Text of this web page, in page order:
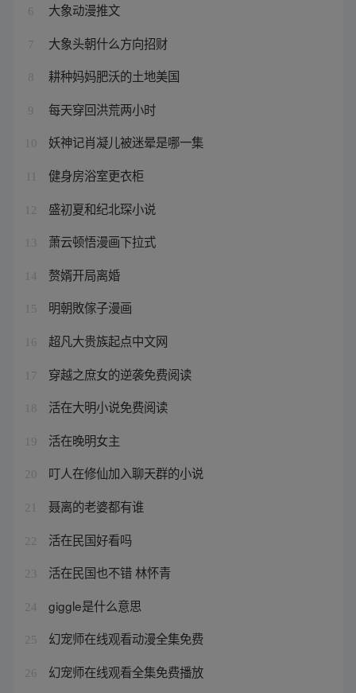
6 大象动漫推文
7 大象头朝什么方向招财
8 耕种妈妈肥沃的土地美国
9 每天穿回洪荒两小时
10 妖神记肖凝儿被迷晕是哪一集
健身房浴室更衣柜
12 盛初夏和纪北琛小说
13 萧云顿悟漫画下拉式
14 赘婿开局离婚
15 明朝敗傢子漫画
16 超凡大贵族起点中文网
17 穿越之庶女的逆袭免费阅读
18 活在大明小说免费阅读
19 活在晚明女主
20 叮人在修仙加入聊天群的小说
21 聂离的老婆都有谁
22 活在民国好看吗
23 活在民国也不错 林怀青
24 giggle是什么意思
25 幻宠师在线观看动漫全集免费
26 幻宠师在线观看全集免费播放